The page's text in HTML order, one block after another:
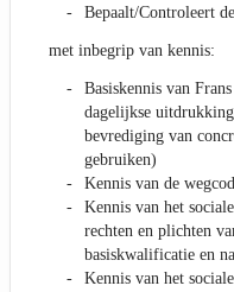
Bepaalt/Controleert
met inbegrip van kennis:
Basiskennis van
dagelijkse
bevrediging van
gebruiken)
Kennis van de
Kennis van het
rechten en plichten
basiskwalificatie en
Kennis van het